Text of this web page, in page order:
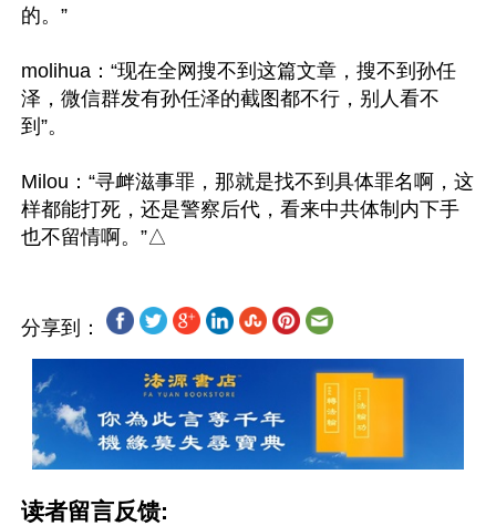
的。”
molihua：“现在全网搜不到这篇文章，搜不到孙任
泽，微信群发有孙任泽的截图都不行，别人看不
到”。
Milou：“寻衅滋事罪，那就是找不到具体罪名啊，这
样都能打死，还是警察后代，看来中共体制内下手
分享到：
读者留言反馈: